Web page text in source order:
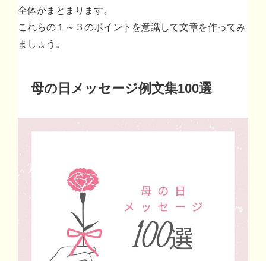
全体がまとまります。
これらの１～３のポイントを意識して文章を作ってみ
ましょう。
母の日メッセージ例文集100選